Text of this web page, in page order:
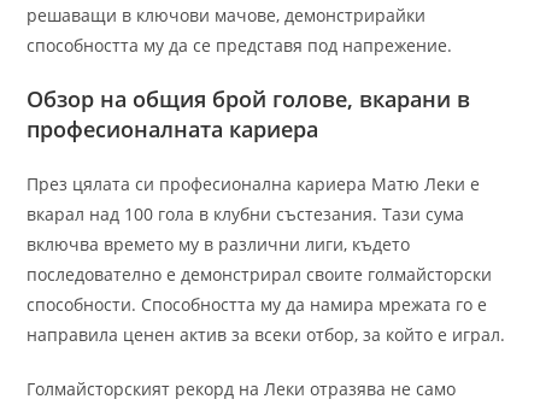
решаващи в ключови мачове, демонстрирайки
способността му да се представя под напрежение.
Обзор на общия брой голове, вкарани в
професионалната кариера
През цялата си професионална кариера Матю Леки е
вкарал над 100 гола в клубни състезания. Тази сума
включва времето му в различни лиги, където
последователно е демонстрирал своите голмайсторски
способности. Способността му да намира мрежата го е
направила ценен актив за всеки отбор, за който е играл.
Голмайсторският рекорд на Леки отразява не само